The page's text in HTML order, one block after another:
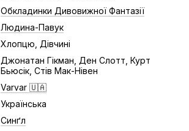
Обкладинки Дивовижної Фантазії
Людина-Павук
Хлопцю, Дівчині
Джонатан Гікман, Ден Слотт, Курт
Бьюсік, Стів Мак-Нівен
Varvar 🇺🇦
Українська
Синґл